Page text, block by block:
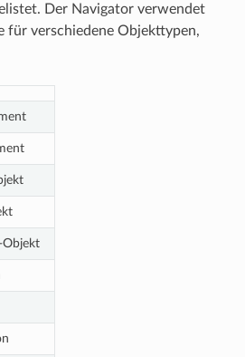
Der Navigator verwendet
für verschiedene Objekttypen,
Objekt